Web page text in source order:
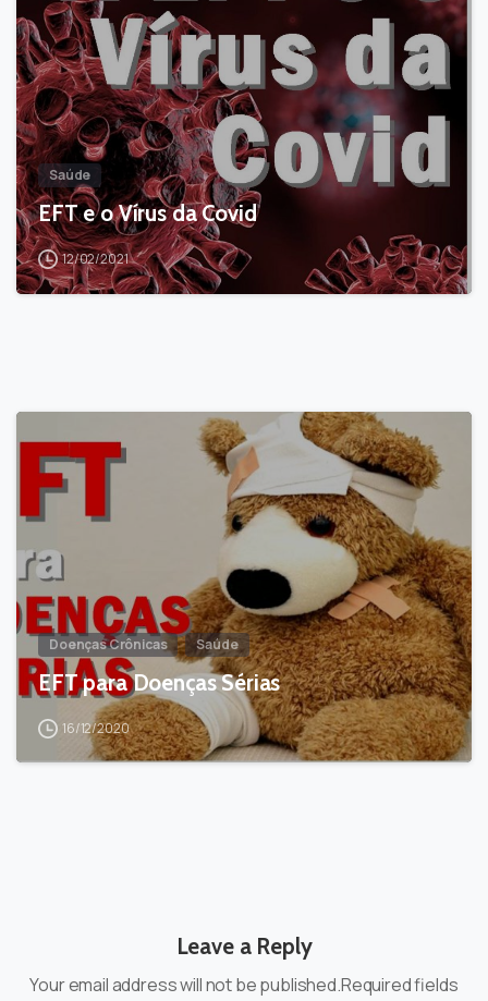
Saúde
EFT e o Vírus da Covid
12/02/2021
Doenças Crônicas Saúde
EFT para Doenças Sérias
16/12/2020
Leave a Reply
Your email address will not be published.Required fields